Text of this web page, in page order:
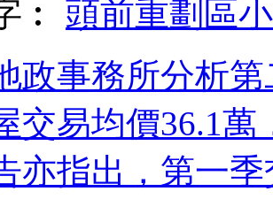
︰ 頭前重劃區
政事務所分析
交易均價36.1萬
亦指出，第一